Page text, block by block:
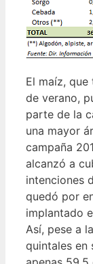
El maíz,
de verano,
parte de la
una mayor
campaña
alcanzó a
intenciones
quedó por
implantado
Así, pese a
quintales en